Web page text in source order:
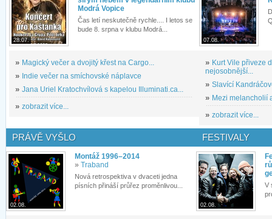
28.07.
Modrá Vopice
Čas letí neskutečně rychle.... I letos se
bude 8. srpna v klubu Modrá...
» Magický večer a dvojitý křest na Cargo...
» Indie večer na smíchovské náplavce
» Jana Uriel Kratochvílová s kapelou Illuminati.ca...
» zobrazit více...
07.08.
» Kurt Vile přiveze
nejosobnější...
» Slavící
» Mezi melancholií
» zobrazit více...
PRÁVĚ VYŠLO
02.08.
Montáž 1996–2014
» Traband
Nová retrospektiva v dvaceti jedna
písních přináší průřez proměnlivou...
FESTIVALY
02.08.
V